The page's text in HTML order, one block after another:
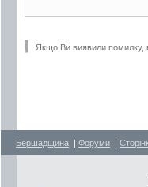
Якщо Ви виявили помилку,
Бершадщина | Форуми |